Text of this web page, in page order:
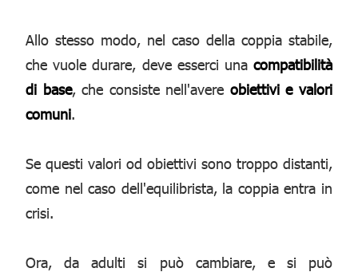
Allo stesso modo, nel caso della coppia stabile,
che vuole durare, deve esserci una compatibilità
di base, che consiste nell'avere obiettivi e valori
comuni.
Se questi valori od obiettivi sono troppo distanti,
come nel caso dell'equilibrista, la coppia entra in
crisi.
Ora, da adulti si può cambiare, e si può